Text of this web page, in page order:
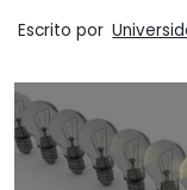
Escrito por